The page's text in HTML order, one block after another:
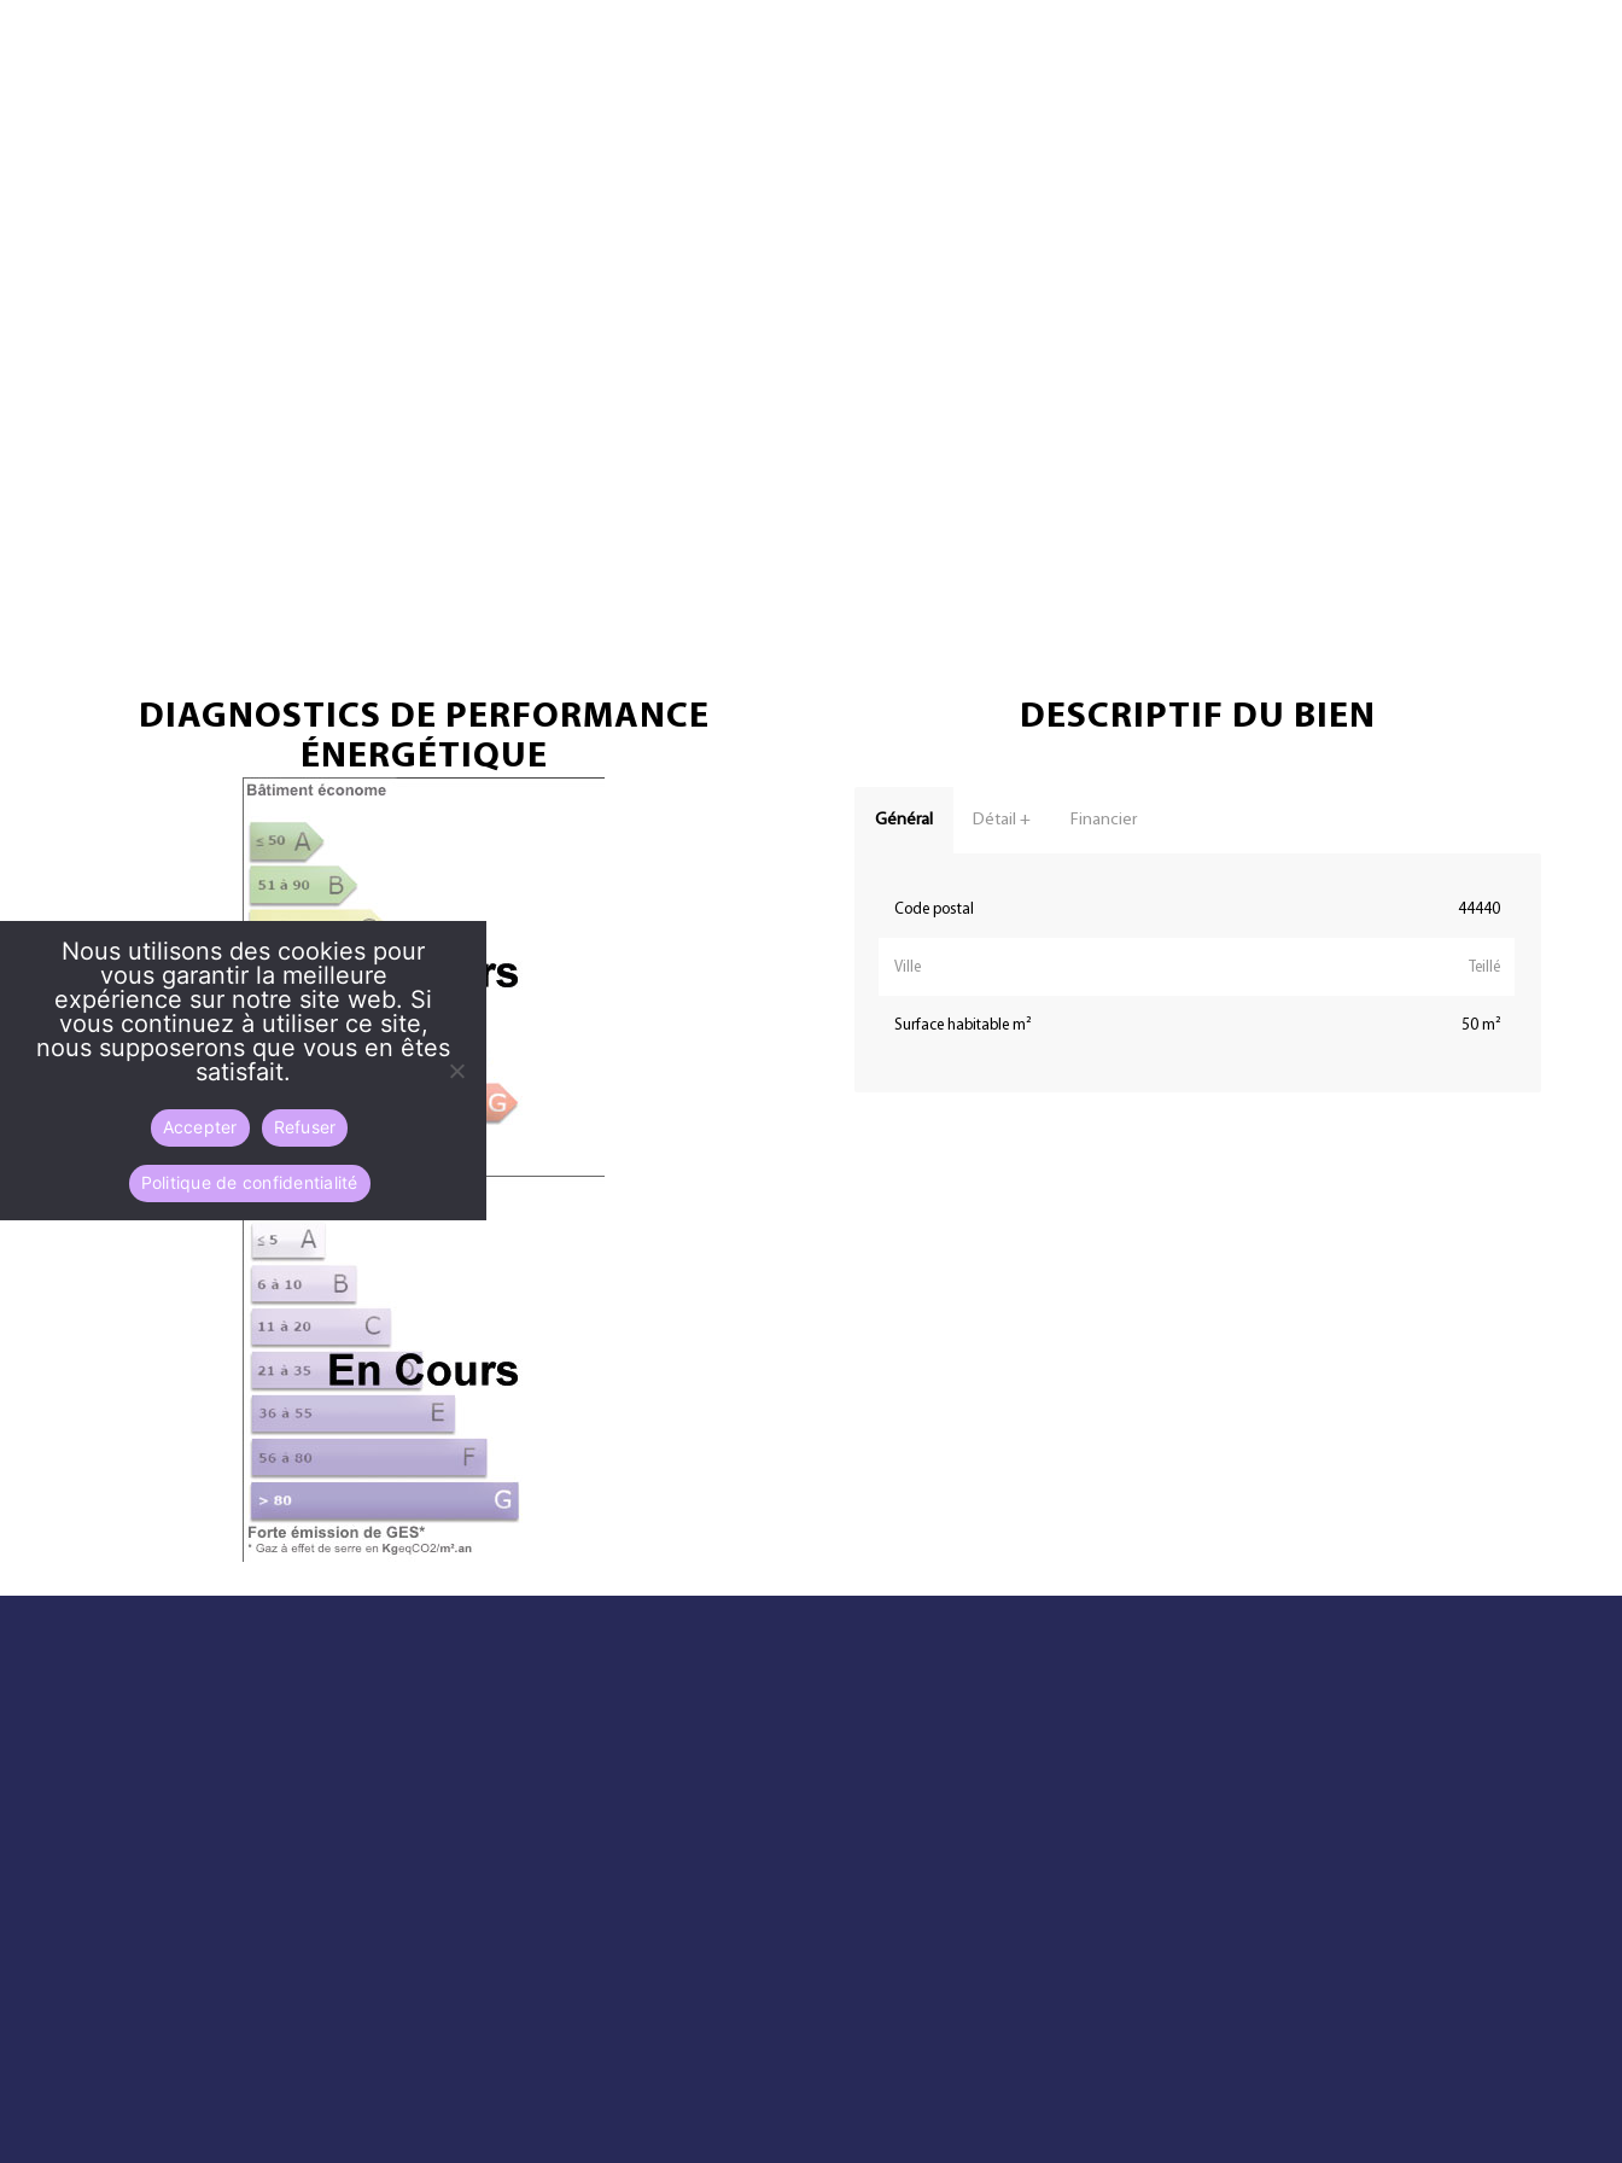
DIAGNOSTICS DE PERFORMANCE
ÉNERGÉTIQUE
DESCRIPTIF DU BIEN
Général Détail + Financier
Code postal 44440
Ville Teillé
Surface habitable m² 50 m²
Nous utilisons des cookies pour
vous garantir la meilleure
expérience sur notre site web. Si
vous continuez à utiliser ce site,
nous supposerons que vous en êtes
satisfait.
Accepter Refuser
Politique de confidentialité